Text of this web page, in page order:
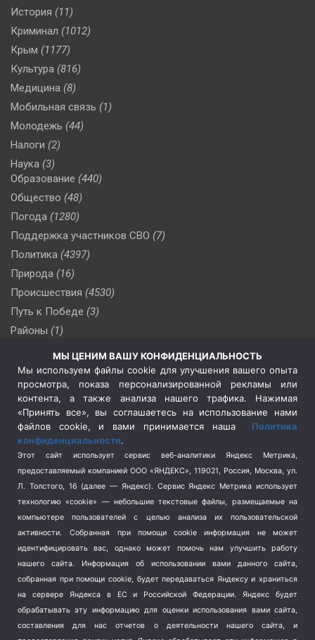
История (11)
Криминал (1012)
Крым (1177)
Культура (816)
Медицина (8)
Мобильная связь (1)
Молодежь (44)
Налоги (2)
Наука (3)
Образование (440)
Общество (48)
Погода (1280)
Поддержка участников СВО (7)
Политика (4397)
Природа (16)
Происшествия (4530)
Путь к Победе (3)
Районы (1)
Сельское хозяйство (3)
Социальная политика
(3)
Спецоперация в Украине
Спецоперация на Украине
(404)
Спорт (740)
Терроризм (1)
Транспорт (262)
Туризм (178)
Флот (76)
Школа и спорт (2)
Экология (8)
Экономика (1172)
МЫ ЦЕНИМ ВАШУ КОНФИДЕНЦИАЛЬНОСТЬ
Мы используем файлы cookie для улучшения вашего опыта
просмотра, показа персонализированной рекламы или
контента, а также анализа нашего трафика. Нажимая
«Принять все», вы соглашаетесь на использование нами
файлов cookie, и вами принимается наша Политика
конфиденциальности.
Этот сайт использует сервис веб-аналитики Яндекс Метрика,
предоставляемый компанией ООО «ЯНДЕКС», 119021, Россия, Москва, ул.
Л. Толстого, 16 (далее — Яндекс). Сервис Яндекс Метрика использует
технологию «cookie» — небольшие текстовые файлы, размещаемые на
компьютере пользователей с целью анализа их пользовательской
активности.
Собранная при помощи cookie информация не может
идентифицировать вас, однако может помочь нам улучшить работу
нашего сайта. Информация об использовании вами данного сайта,
собранная при помощи cookie, будет передаваться Яндексу и храниться
на сервере Яндекса в ЕС и Российской Федерации. Яндекс будет
обрабатывать эту информацию для оценки использования вами сайта,
составления для нас отчетов о деятельности нашего сайта, и